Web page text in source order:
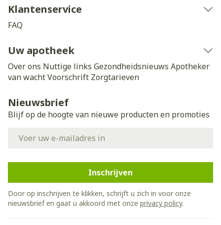
Klantenservice
FAQ
Uw apotheek
Over ons Nuttige links Gezondheidsnieuws Apotheker
van wachtVoorschrift Zorgtarieven
Nieuwsbrief
Blijf op de hoogte van nieuwe producten en promoties
Inschrijven
Door op inschrijven te klikken, schrijft u zich in voor onze
nieuwsbrief en gaat u akkoord met onze privacy policy.